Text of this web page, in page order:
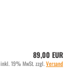
89,00 EUR
inkl. 19% MwSt. zzgl.Versand